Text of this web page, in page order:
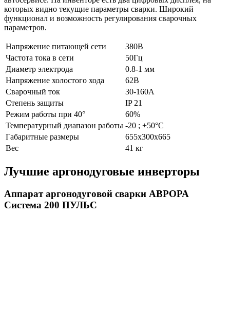
которых видно текущие параметры сварки. Широкий
функционал и возможность регулирования сварочных
параметров.
Напряжение питающей сети
380В
Частота тока в сети
50Гц
Диаметр электрода
0.8-1 мм
Напряжение холостого хода
62В
Сварочный ток
30-160А
Степень защиты
IP 21
Режим работы при 40°
60%
Температурный диапазон работы -20 ; +50°C
Габаритные размеры
655х300х665
Вес
41 кг
Лучшие аргонодуговые инверторы
Аппарат аргонодуговой сварки АВРОРА
Система 200 ПУЛЬС